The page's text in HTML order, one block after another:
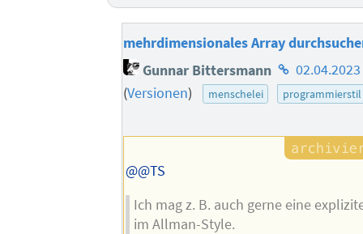
mehrdimensionales Array
Gunnar Bittersmann Homepage
des
(Versionen) menschelei programmierstil
@@TS
Ich mag z. B. auch gerne eine
im Allman-Style.